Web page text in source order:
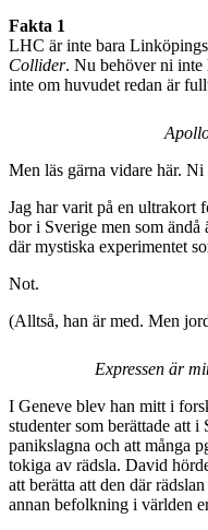
Fakta 1
LHC är inte bara
Collider. Nu behöver ni inte
inte om huvudet redan är
Men läs gärna vidare här.
Jag har varit på en ultrakort
bor i Sverige men som ändå
där mystiska experimentet
Not.
(Alltså, han är med. Men
Expressen är
I Geneve blev han mitt i
studenter som berättade att
panikslagna och att många
tokiga av rädsla. David
att berätta att den där
annan befolkning i världen